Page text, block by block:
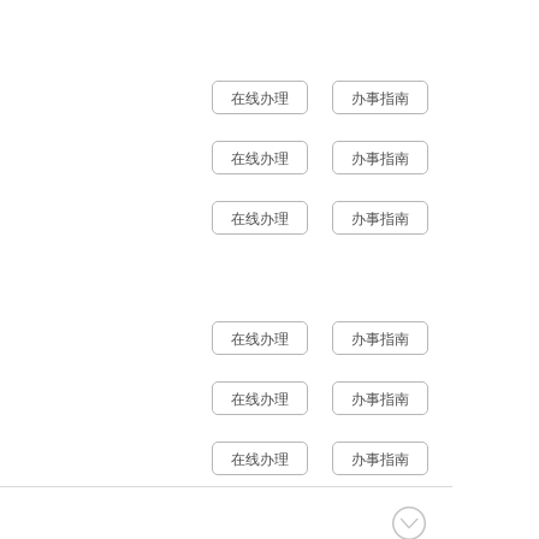
在线办理 办事指南
在线办理 办事指南
在线办理 办事指南
在线办理 办事指南
在线办理 办事指南
在线办理 办事指南